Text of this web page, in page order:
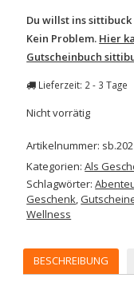
Du willst ins
Kein Problem. Hier
Gutscheinbuch
Lieferzeit: 2 - 3 Tage
Nicht vorrätig
Artikelnummer:
Kategorien:Als
Schlagwörter:
Geschenk,
Wellness
BESCHREIBUNG